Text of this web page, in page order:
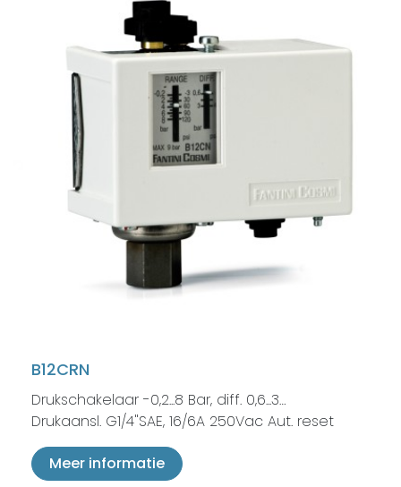
B12CRN
Drukschakelaar -0,2...8 Bar, diff. 0,6...3…
Drukaansl. G1/4"SAE, 16/6A 250Vac Aut. reset
Meer informatie